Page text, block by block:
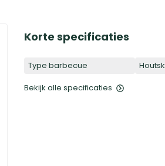
Korte specificaties
Type barbecue
Bekijk alle specificaties